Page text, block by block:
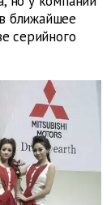
ближайшее
серийного